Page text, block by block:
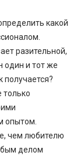
какой
разительной,
один и тот же
получается?
только
опытом.
чем любителю
делом